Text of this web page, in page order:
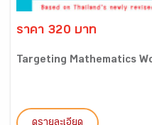
ราคา 320 บาท
Targeting Mathematics